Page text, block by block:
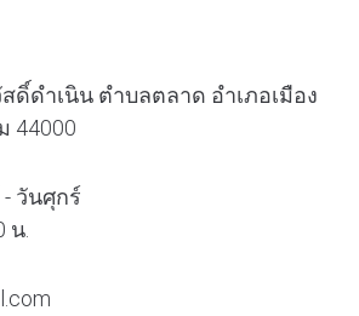
ดิ์ดำเนิน ตำบลตลาด อำเภอเมือง
44000
วันศุกร์
น.